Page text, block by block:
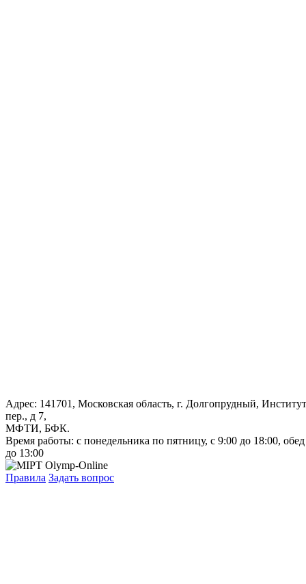
Адрес: 141701, Московская область, г. Долгопрудный,
пер., д 7,
МФТИ, БФК.
Время работы: с понедельника по пятницу, с 9:00 до 18:00,
до 13:00
Правила Задать вопрос